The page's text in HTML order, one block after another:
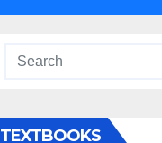
TEXTBOOKS